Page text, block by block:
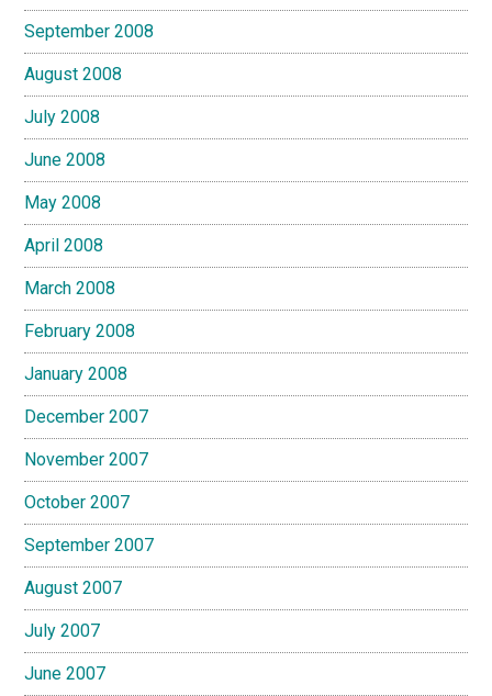
September 2008
August 2008
July 2008
June 2008
May 2008
April 2008
March 2008
February 2008
January 2008
December 2007
November 2007
October 2007
September 2007
August 2007
July 2007
June 2007